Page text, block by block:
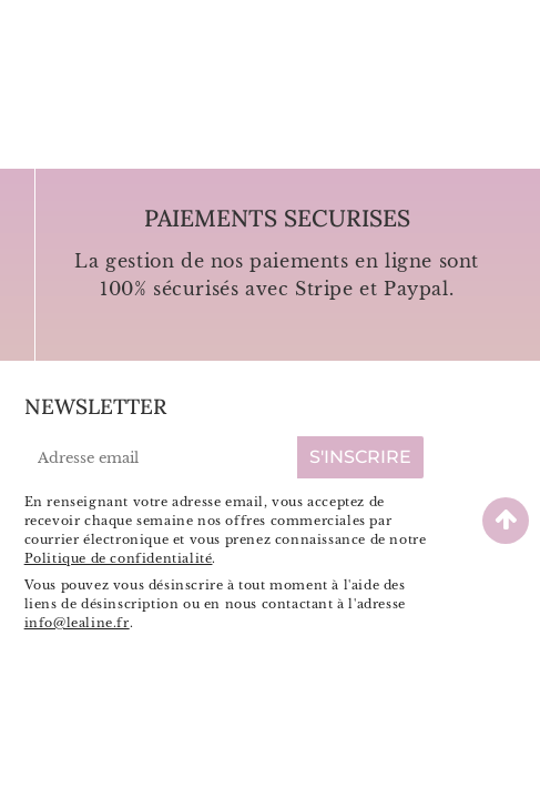
PAIEMENTS SECURISES
La gestion de nos paiements en ligne sont
100% sécurisés avec Stripe et Paypal.
NEWSLETTER
E-
S'INSCRIRE
En renseignant votre adresse email, vous acceptez de
recevoir chaque semaine nos offres commerciales par
courrier électronique et vous prenez connaissance de notre
Politique de confidentialité.
Vous pouvez vous désinscrire à tout moment à l'aide des
liens de désinscription ou en nous contactant à l'adresse
info@lealine.fr.